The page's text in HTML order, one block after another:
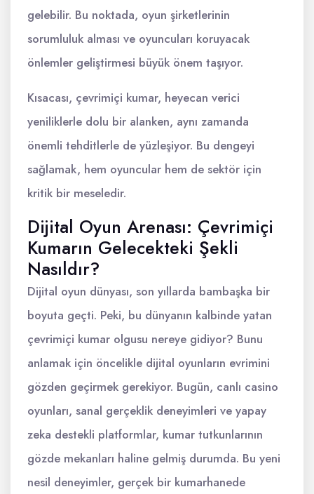
gelebilir. Bu noktada, oyun şirketlerinin
sorumluluk alması ve oyuncuları koruyacak
önlemler geliştirmesi büyük önem taşıyor.
Kısacası, çevrimiçi kumar, heyecan verici
yeniliklerle dolu bir alanken, aynı zamanda
önemli tehditlerle de yüzleşiyor. Bu dengeyi
sağlamak, hem oyuncular hem de sektör için
kritik bir meseledir.
Dijital Oyun Arenası: Çevrimiçi
Kumarın Gelecekteki Şekli
Nasıldır?
Dijital oyun dünyası, son yıllarda bambaşka bir
boyuta geçti. Peki, bu dünyanın kalbinde yatan
çevrimiçi kumar olgusu nereye gidiyor? Bunu
anlamak için öncelikle dijital oyunların evrimini
gözden geçirmek gerekiyor. Bugün, canlı casino
oyunları, sanal gerçeklik deneyimleri ve yapay
zeka destekli platformlar, kumar tutkunlarının
gözde mekanları haline gelmiş durumda. Bu yeni
nesil deneyimler, gerçek bir kumarhanede